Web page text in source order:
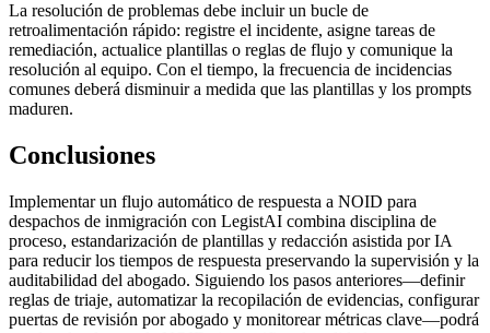
La resolución de problemas debe incluir un bucle de
retroalimentación rápido: registre el incidente, asigne tareas de
remediación, actualice plantillas o reglas de flujo y comunique la
resolución al equipo. Con el tiempo, la frecuencia de incidencias
comunes deberá disminuir a medida que las plantillas y los prompts
maduren.
Conclusiones
Implementar un flujo automático de respuesta a NOID para
despachos de inmigración con LegistAI combina disciplina de
proceso, estandarización de plantillas y redacción asistida por IA
para reducir los tiempos de respuesta preservando la supervisión y la
auditabilidad del abogado. Siguiendo los pasos anteriores—definir
reglas de triaje, automatizar la recopilación de evidencias, configurar
puertas de revisión por abogado y monitorear métricas clave—podrá